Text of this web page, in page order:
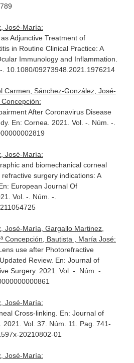
José-María:
Adjunctive Treatment of
in Routine Clinical Practice: A
Immunology and Inflammation
. 10.1080/09273948.2021.1976214
Carmen, Sánchez-González, José-
After Coronavirus Disease
En: Cornea . 2021. Vol. -. Núm. -.
José-María:
and biomechanical corneal
surgery indications: A
European Journal Of
Vol. -. Núm. -.
José-María, Gargallo Martinez,
Concepción, Bautista , María José:
use after Photorefractive
Review. En: Journal of
Surgery. 2021. Vol. -. Núm. -.
José-María:
Cross-linking. En: Journal of
2021. Vol. 37. Núm. 11. Pag. 741-
20210802-01
José-María: